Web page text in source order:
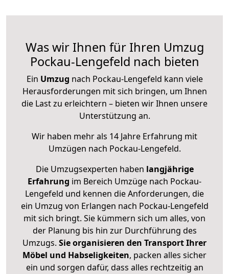
Was wir Ihnen für Ihren Umzug
Pockau-Lengefeld nach bieten
Ein Umzug nach Pockau-Lengefeld kann viele
Herausforderungen mit sich bringen, um Ihnen
die Last zu erleichtern – bieten wir Ihnen unsere
Unterstützung an.
Wir haben mehr als 14 Jahre Erfahrung mit
Umzügen nach Pockau-Lengefeld.
Die Umzugsexperten haben langjährige
Erfahrung im Bereich Umzüge nach Pockau-
Lengefeld und kennen die Anforderungen, die
ein Umzug von Erlangen nach Pockau-Lengefeld
mit sich bringt. Sie kümmern sich um alles, von
der Planung bis hin zur Durchführung des
Umzugs. Sie organisieren den Transport Ihrer
Möbel und Habseligkeiten, packen alles sicher
ein und sorgen dafür, dass alles rechtzeitig an